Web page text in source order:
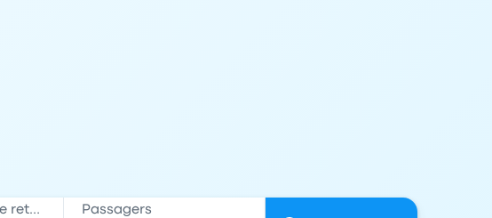
Date de retour Passagers